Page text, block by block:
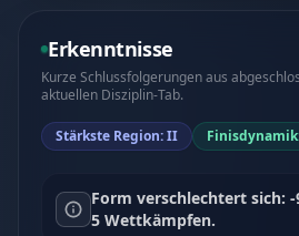
Erkenntnisse
Kurze Schlussfolgerungen aus
aktuellen Disziplin-Tab.
Stärkste Region: II
Form verschlechtert sich:
5 Wettkämpfen.